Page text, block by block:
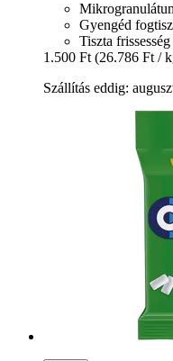
Gyengéd
Tiszta frissesség
1.500 Ft (26.786 Ft /
Szállítás eddig: